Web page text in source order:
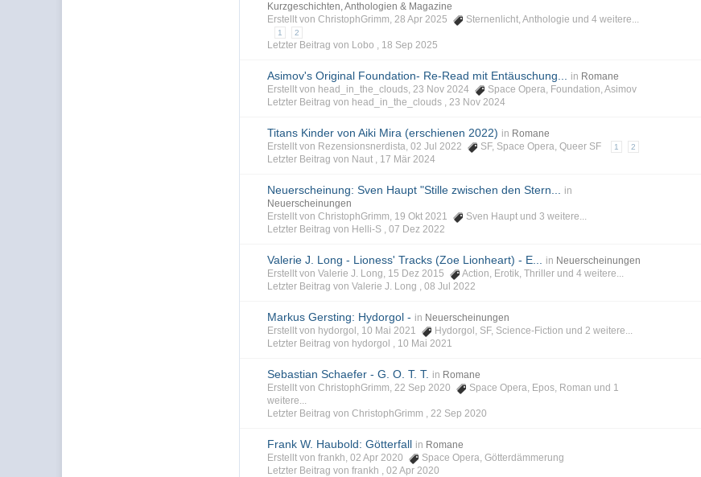
Kurzgeschichten, Anthologien & Magazine
Erstellt von ChristophGrimm, 28 Apr 2025
Sternenlicht,Anthologie und 4 weitere...
1 2
Letzter Beitrag von Lobo , 18 Sep 2025
Asimov's Original Foundation- Re-Read mit Entäuschung... in Romane
Erstellt von head_in_the_clouds, 23 Nov 2024
Space Opera, Foundation,Asimov
Letzter Beitrag von head_in_the_clouds ,23 Nov 2024
Titans Kinder von Aiki Mira (erschienen 2022) in Romane
Erstellt von Rezensionsnerdista, 02 Jul 2022
SF, Space Opera,Queer SF 1 2
Letzter Beitrag von Naut , 17 Mär 2024
Neuerscheinung: Sven Haupt "Stille zwischen den Stern...
in
Neuerscheinungen
Erstellt von ChristophGrimm, 19 Okt 2021
Sven Haupt und 3 weitere...
Letzter Beitrag von Helli-S ,07 Dez 2022
Valerie J. Long - Lioness' Tracks (Zoe Lionheart) - E... in Neuerscheinungen
Erstellt von Valerie J. Long, 15 Dez 2015
Action, Erotik,Thriller und 4 weitere...
Letzter Beitrag von Valerie J. Long ,08 Jul 2022
Markus Gersting: Hydorgol - in Neuerscheinungen
Erstellt von hydorgol, 10 Mai 2021
Hydorgol , SF, Science-Fiction und 2 weitere...
Letzter Beitrag von hydorgol , 10 Mai 2021
Sebastian Schaefer - G. O. T. T. in Romane
Erstellt von ChristophGrimm, 22 Sep 2020
Space Opera, Epos, Roman und 1
weitere...
Letzter Beitrag von ChristophGrimm ,22 Sep 2020
Frank W. Haubold: Götterfall in Romane
Erstellt von frankh, 02 Apr 2020
Space Opera,Götterdämmerung
Letzter Beitrag von frankh ,02 Apr 2020